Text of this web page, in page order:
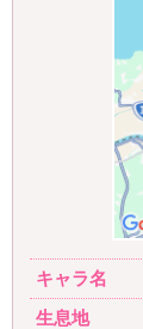
キャラ名
生息地